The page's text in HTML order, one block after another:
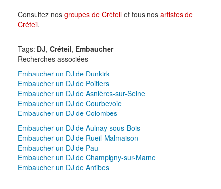
Consultez nos groupes de Créteilet tous nos artistes de
Créteil.
Tags: DJ, Créteil, Embaucher
Recherches associées
Embaucher un DJ de Dunkirk
Embaucher un DJ de Poitiers
Embaucher un DJ de Asnières-sur-Seine
Embaucher un DJ de Courbevoie
Embaucher un DJ de Colombes
Embaucher un DJ de Aulnay-sous-Bois
Embaucher un DJ de Rueil-Malmaison
Embaucher un DJ de Pau
Embaucher un DJ de Champigny-sur-Marne
Embaucher un DJ de Antibes